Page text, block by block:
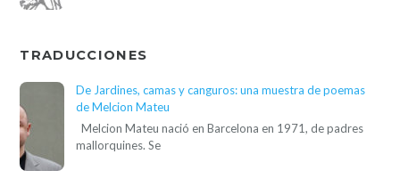
TRADUCCIONES
De Jardines, camas y canguros: una muestra de poemas
de Melcion Mateu
Melcion Mateu nació en Barcelona en 1971, de padres
mallorquines. Se